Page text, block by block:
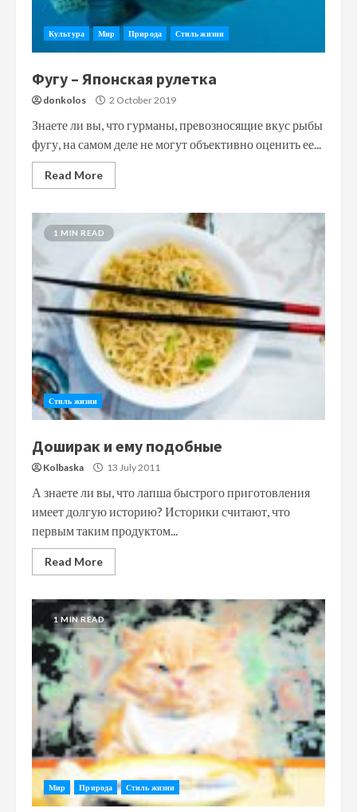
Культура Мир Природа Стиль жизни
Фугу – Японская рулетка
donkolos 2 October 2019
Знаете ли вы, что гурманы, превозносящие вкус рыбы
фугу, на самом деле не могут объективно оценить ее...
Read More
1 MIN READ
Стиль жизни
Доширак и ему подобные
Kolbaska 13 July 2011
А знаете ли вы, что лапша быстрого приготовления
имеет долгую историю? Историки считают, что
первым таким продуктом...
Read More
1 MIN READ
Мир Природа Стиль жизни